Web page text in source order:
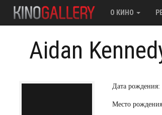
О КИНО
Aidan
Дата рождения:
Место